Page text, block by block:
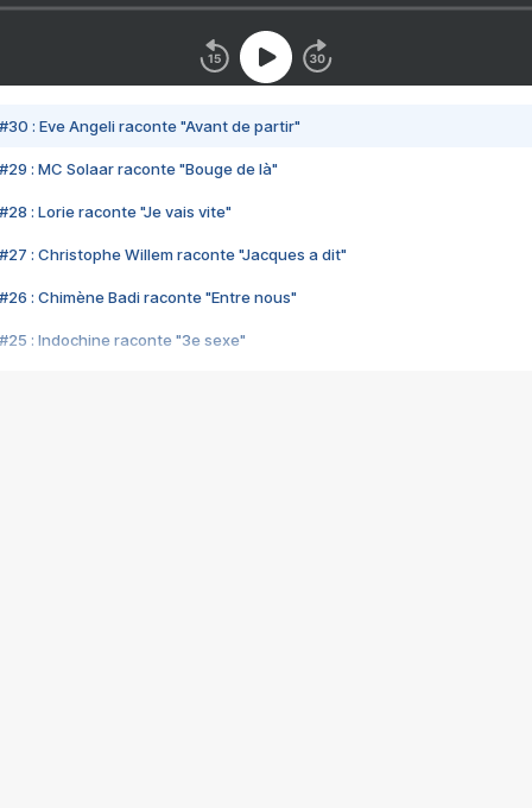
#30 : Eve Angeli raconte "Avant de partir"
#29 : MC Solaar raconte "Bouge de là"
#28 : Lorie raconte "Je vais vite"
#27 : Christophe Willem raconte "Jacques a dit"
#26 : Chimène Badi raconte "Entre nous"
#25 : Indochine raconte "3e sexe"